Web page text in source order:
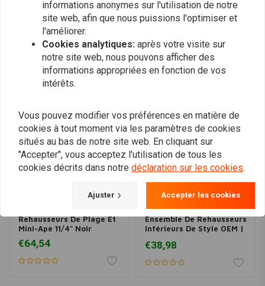
Produits similaires
Rehausseurs De Plage Et
Mini-Ape 11/4" Noir
€64,54
MCS
Ensemble De Rehausseurs
Inférieurs De Style OEM |
€38,98
informations anonymes sur l'utilisation de notre
site web, afin que nous puissions l'optimiser et
l'améliorer.
Cookies analytiques: après votre visite sur
notre site web, nous pouvons afficher des
informations appropriées en fonction de vos
intérêts.
Vous pouvez modifier vos préférences en matière de
cookies à tout moment via les paramètres de cookies
situés au bas de notre site web. En cliquant sur
"Accepter", vous acceptez l'utilisation de tous les
cookies décrits dans notre déclaration sur les cookies.
Ajuster Accepter les cookies